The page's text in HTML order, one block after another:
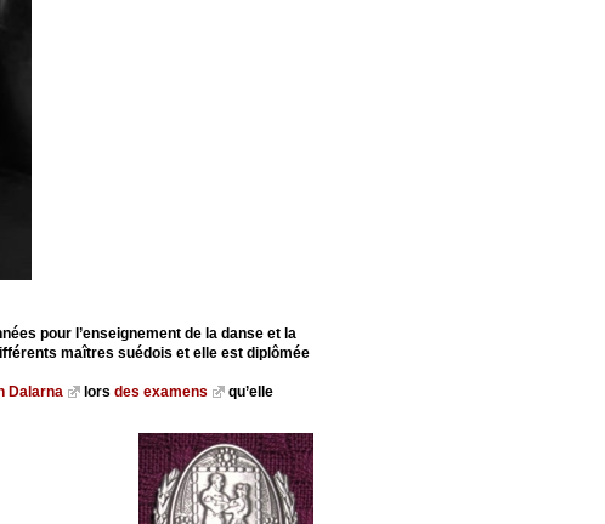
pour l’enseignement de la danse et la
maîtres suédois et elle est diplômée
Dalarna lors des examens
qu’elle